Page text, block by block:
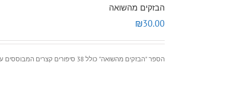
הבזקים מהשואה
₪30.00
הספר "הבזקים מהשואה" כולל 38 סיפורים קצרים המבוססים על אירועים שהתרחשו בשואה.